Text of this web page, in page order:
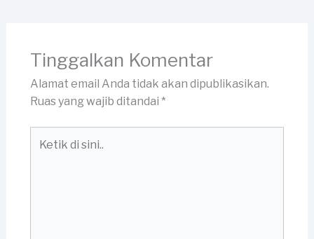
Tinggalkan Komentar
Alamat email Anda tidak akan dipublikasikan.
Ruas yang wajib ditandai *